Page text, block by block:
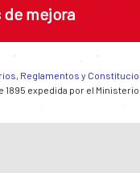
mejora
Reglamentos y
expedida por el Ministerio